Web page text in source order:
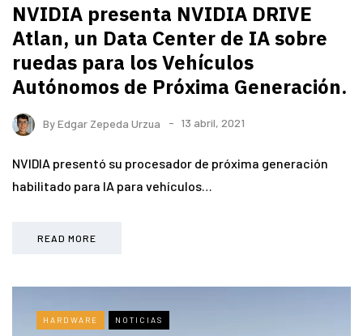
NVIDIA presenta NVIDIA DRIVE
Atlan, un Data Center de IA sobre
ruedas para los Vehículos
Autónomos de Próxima Generación.
ByEdgar Zepeda Urzua 13 abril, 2021
NVIDIA presentó su procesador de próxima generación
habilitado para IA para vehículos…
READ MORE
HARDWARE NOTICIAS